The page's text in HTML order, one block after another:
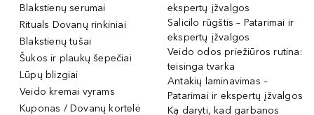
Blakstienų serumai
Rituals Dovanų rinkiniai
Blakstienų tušai
Šukos ir plaukų šepečiai
Lūpų blizgiai
Veido kremai vyrams
Kuponas / Dovanų kortelė
ekspertų įžvalgos
Salicilo rūgštis – Patarimai ir
ekspertų įžvalgos
Veido odos priežiūros rutina:
teisinga tvarka
Antakių laminavimas –
Patarimai ir ekspertų įžvalgos
Ką daryti, kad garbanos